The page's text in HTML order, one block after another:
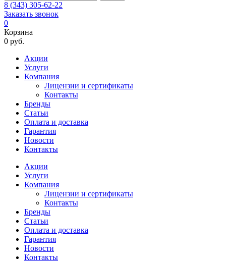
8 (343) 305-62-22
Заказать звонок
0
Корзина
0 руб.
Акции
Услуги
Компания
Лицензии и сертификаты
Контакты
Бренды
Статьи
Оплата и доставка
Гарантия
Новости
Контакты
Акции
Услуги
Компания
Лицензии и сертификаты
Контакты
Бренды
Статьи
Оплата и доставка
Гарантия
Новости
Контакты